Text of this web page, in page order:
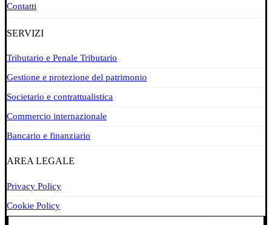
Contatti
SERVIZI
Tributario e Penale Tributario
Gestione e protezione del patrimonio
Societario e contrattualistica
Commercio internazionale
Bancario e finanziario
AREA LEGALE
Privacy Policy
Cookie Policy